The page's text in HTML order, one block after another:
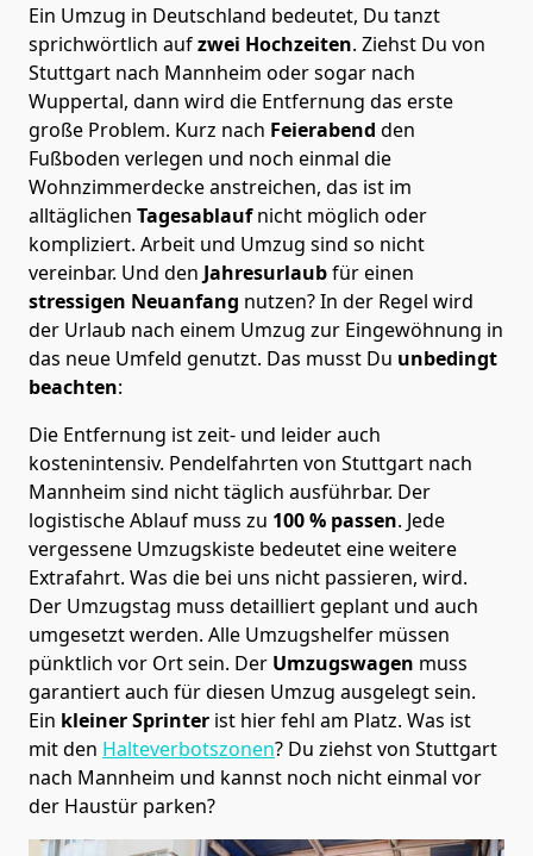
Ein Umzug in Deutschland bedeutet, Du tanzt
sprichwörtlich aufzwei Hochzeiten. Ziehst Du von
Stuttgart nach Mannheim oder sogar nach
Wuppertal, dann wird die Entfernung das erste
große Problem. Kurz nach Feierabend den
Fußboden verlegen und noch einmal die
Wohnzimmerdecke anstreichen, das ist im
alltäglichen Tagesablaufnicht möglich oder
kompliziert. Arbeit und Umzug sind so nicht
vereinbar. Und den Jahresurlaubfür einen
stressigen Neuanfang nutzen? In der Regel wird
der Urlaub nach einem Umzug zur Eingewöhnung in
das neue Umfeld genutzt. Das musst Du unbedingt
beachten:
Die Entfernung ist zeit- und leider auch
kostenintensiv. Pendelfahrten von Stuttgart nach
Mannheim sind nicht täglich ausführbar. Der
logistische Ablauf muss zu 100 % passen. Jede
vergessene Umzugskiste bedeutet eine weitere
Extrafahrt. Was die bei uns nicht passieren, wird.
Der Umzugstag muss detailliert geplant und auch
umgesetzt werden. Alle Umzugshelfer müssen
pünktlich vor Ort sein. Der Umzugswagen muss
garantiert auch für diesen Umzug ausgelegt sein.
Ein kleiner Sprinter ist hier fehl am Platz. Was ist
mit den Halteverbotszonen? Du ziehst von Stuttgart
nach Mannheim und kannst noch nicht einmal vor
der Haustür parken?